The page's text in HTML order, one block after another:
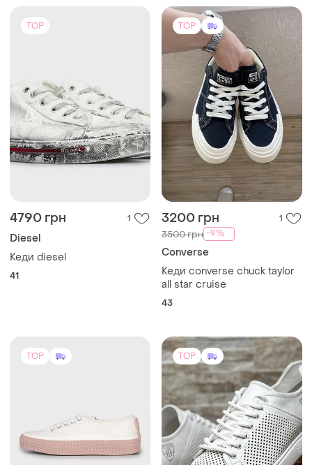
TOP
4790 грн 1
Diesel
Кеди diesel
41
TOP
3200 грн 1
3500 грн -9%
Converse
Кеди converse chuck taylor
all star cruise
43
TOP TOP